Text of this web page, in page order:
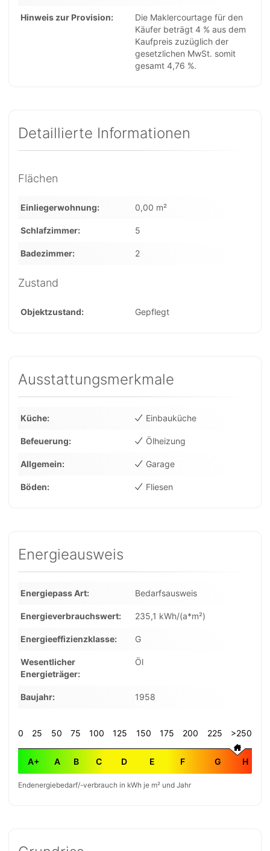
Hinweis zur Provision
Die Maklercourtage für den
Käufer beträgt 4 % aus dem
Kaufpreis zuzüglich der
gesetzlichen MwSt. somit
gesamt 4,76 %.
Detaillierte Informationen
Flächen
Einliegerwohnung 0,00 m²
Schlafzimmer 5
Badezimmer 2
Zustand
Objektzustand Gepflegt
Ausstattungsmerkmale
Küche Einbauküche
Befeuerung Ölheizung
Allgemein Garage
Böden Fliesen
Energieausweis
Energiepass Art Bedarfsausweis
Energieverbrauchswert 235,1 kWh/(a*m²)
Energieeffizienzklasse G
Wesentlicher
Energieträger
Öl
Baujahr 1958
0 25 50 75 100 125 150 175 200 225 >250
A+ A B C D E F G H
Endenergiebedarf/-verbrauch in kWh je m² und Jahr